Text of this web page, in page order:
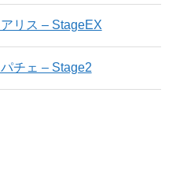
リス – StageEX
チェ – Stage2